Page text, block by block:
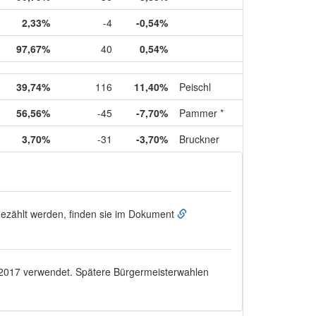
2,33%
-4
-0,54%
97,67%
40 0,54%
39,74% 116 11,40%
Peischl
56,56%
-45 -7,70%
Pammer *
3,70%
-31 -3,70% Bruckner
werden, finden sie im Dokument
verwendet. Spätere Bürgermeisterwahlen